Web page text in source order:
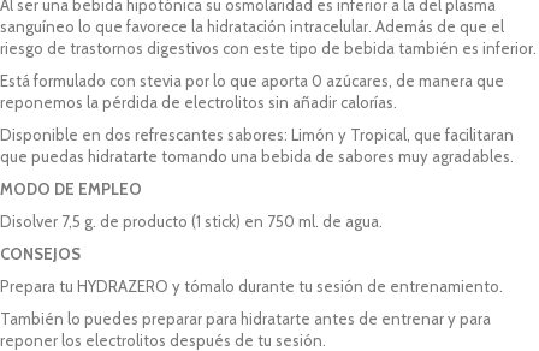
Al ser una bebida hipotónica su osmolaridad es inferior a la del plasma
sanguíneo lo que favorece la hidratación intracelular. Además de que el
riesgo de trastornos digestivos con este tipo de bebida también es inferior.
Está formulado con stevia por lo que aporta 0 azúcares, de manera que
reponemos la pérdida de electrolitos sin añadir calorías.
Disponible en dos refrescantes sabores: Limón y Tropical, que facilitaran
que puedas hidratarte tomando una bebida de sabores muy agradables.
MODO DE EMPLEO
Disolver 7,5 g. de producto (1 stick) en 750 ml. de agua.
CONSEJOS
Prepara tu HYDRAZERO y tómalo durante tu sesión de entrenamiento.
También lo puedes preparar para hidratarte antes de entrenar y para
reponer los electrolitos después de tu sesión.